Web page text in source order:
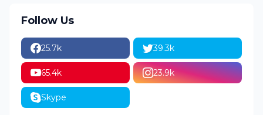
Follow Us
25.7k 39.3k
65.4k 23.9k
Skype